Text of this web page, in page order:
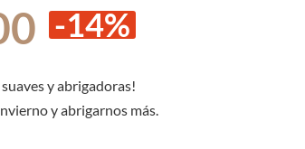
El
precio
actual
es:
S/30.00.
-14%
y abrigadoras!
y abrigarnos más.